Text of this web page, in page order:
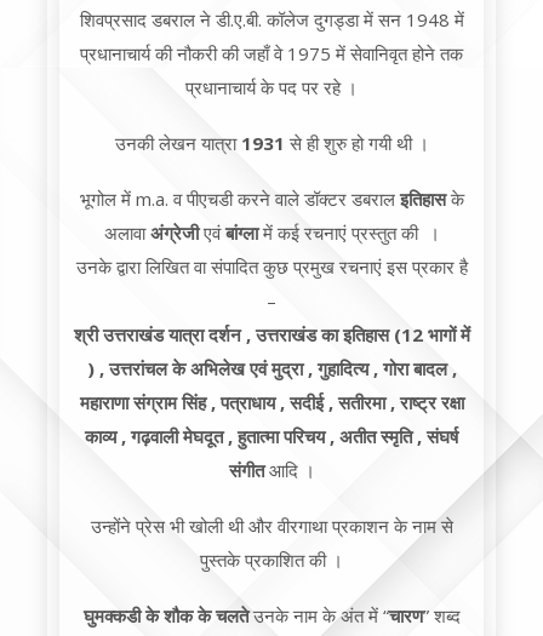
शिवप्रसाद डबराल ने डी.ए.बी. कॉलेज दुगड्डा में सन 1948 में
प्रधानाचार्य की नौकरी की जहाँ वे 1975 में सेवानिवृत होने तक
प्रधानाचार्य के पद पर रहे ।
उनकी लेखन यात्रा 1931 से ही शुरु हो गयी थी ।
भूगोल में m.a. व पीएचडी करने वाले डॉक्टर डबरालइतिहासके
अलावाअंग्रेजीएवंबांग्लामें कई रचनाएं प्रस्तुत की ।
उनके द्वारा लिखित वा संपादित कुछ प्रमुख रचनाएं इस प्रकार है
–
श्री उत्तराखंड यात्रा दर्शन , उत्तराखंड का इतिहास (12 भागों में
) , उत्तरांचल के अभिलेख एवं मुद्रा , गुहादित्य , गोरा बादल ,
महाराणा संग्राम सिंह , पत्राधाय , सदीई , सतीरमा , राष्ट्र रक्षा
काव्य , गढ़वाली मेघदूत , हुतात्मा परिचय , अतीत स्मृति , संघर्ष
संगीतआदि ।
उन्होंने प्रेस भी खोली थी और वीरगाथा प्रकाशन के नाम से
पुस्तके प्रकाशित की ।
घुमक्कडी के शौक के चलतेउनके नाम के अंत में “चारण” शब्द